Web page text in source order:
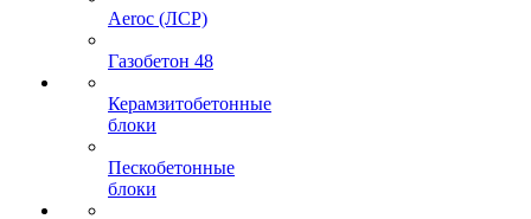
Aeroc (ЛСР)
Газобетон 48
Керамзитобетонные
блоки
Пескобетонные
блоки